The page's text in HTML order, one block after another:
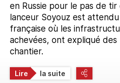
en Russie pour le pas de
lanceur Soyouz est
française où les
achevées, ont expliqué
chantier.
Lire la suite